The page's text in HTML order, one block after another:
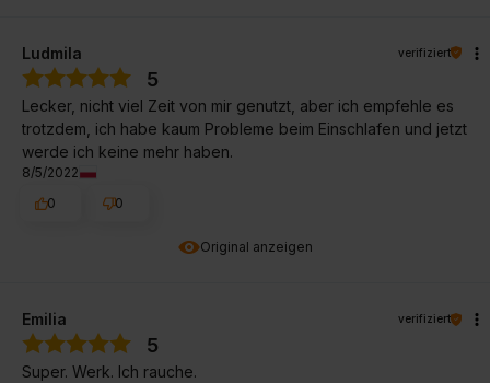
Original anzeigen
Ludmila verifiziert
5
Lecker, nicht viel Zeit von mir genutzt, aber ich empfehle es
trotzdem, ich habe kaum Probleme beim Einschlafen und jetzt
werde ich keine mehr haben.
8/5/2022
0
0
Emilia verifiziert
5
Super. Werk. Ich rauche.